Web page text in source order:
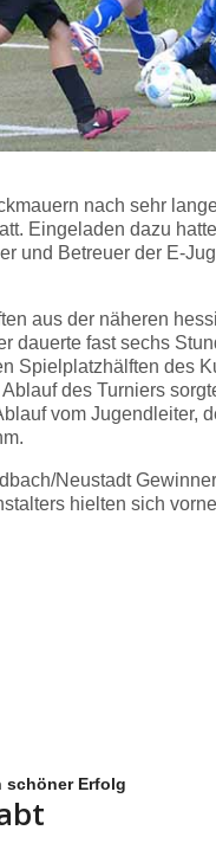
nach sehr
Eingeladen dazu
und Betreuer der E-
aus der näheren
dauerte fast sechs
Spielplatzhälften des
des Turniers
vom Jugendleiter,
Neustadt
hielten sich
schöner Erfolg